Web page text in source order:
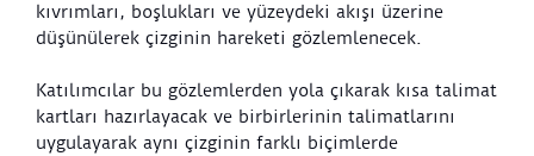
kıvrımları, boşlukları ve yüzeydeki akışı üzerine
düşünülerek çizginin hareketi gözlemlenecek.
Katılımcılar bu gözlemlerden yola çıkarak kısa talimat
kartları hazırlayacak ve birbirlerinin talimatlarını
uygulayarak aynı çizginin farklı biçimlerde